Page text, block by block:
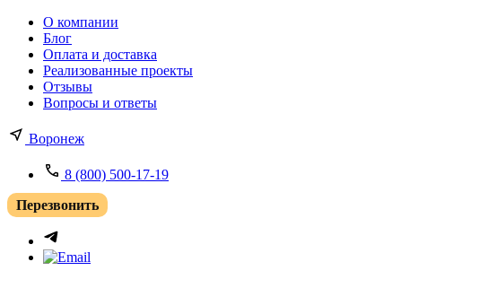
О компании
Блог
Оплата и доставка
Реализованные проекты
Отзывы
Вопросы и ответы
Воронеж
8 (800) 500-17-19
Перезвонить